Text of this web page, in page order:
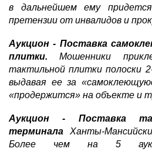
в дальнейшем ему
претензии от инвалидов и
Аукцион - Поставка
плитки. Мошенники
тактильной плитки полоски
выдавая ее за
«продержится» на объекте и
Аукцион - Поставка
терминала Ханты-
Более чем на 5